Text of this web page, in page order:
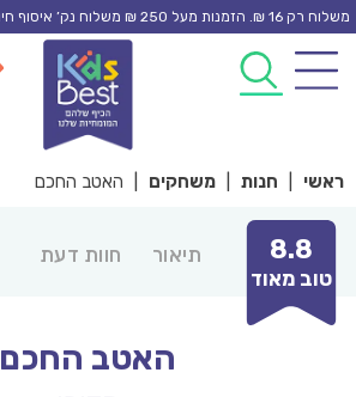
Skip
content
משלוח רק 16 ₪. הזמנות מעל 250 ₪ משלוח נק’ איסוף חינם
ראשי חנות משחקים האטב החכם
8.8
טוב מאוד
תיאור חוות דעת
האטב החכם